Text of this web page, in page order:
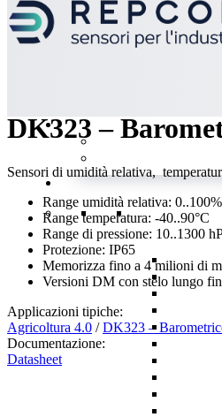
DK323 –
Sensori di umidità relativa,
Range umidità relativa: 0..100%
Range temperatura: -40..90°C
Range di pressione: 10..1300
Protezione: IP65
Memorizza fino a 4 milioni di
Versioni DM con stelo lungo
Applicazioni tipiche:
Agricoltura 4.0 /DK323 –
Documentazione:
Datasheet